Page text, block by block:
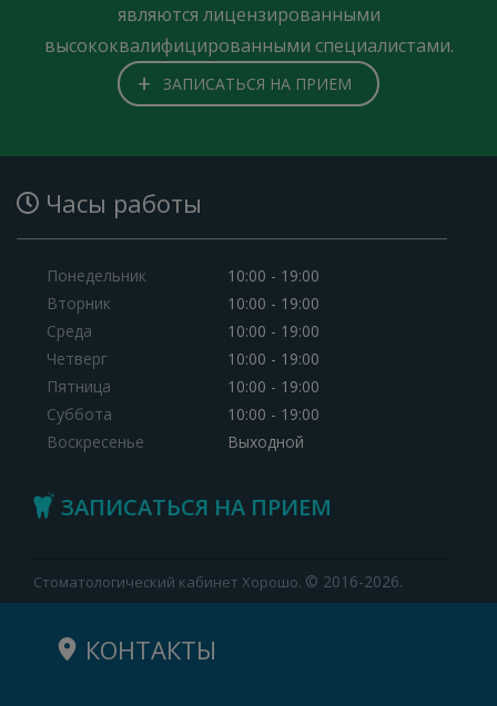
являются лицензированными
высококвалифицированными специалистами.
+ ЗАПИСАТЬСЯ НА ПРИЕМ
Часы работы
Понедельник
Вторник
Среда
Четверг
Пятница
Суббота
Воскресенье
10:00 - 19:00
10:00 - 19:00
10:00 - 19:00
10:00 - 19:00
10:00 - 19:00
10:00 - 19:00
Выходной
ЗАПИСАТЬСЯ НА ПРИЕМ
Стоматологический кабинет Хорошо. © 2016-2026.
КОНТАКТЫ